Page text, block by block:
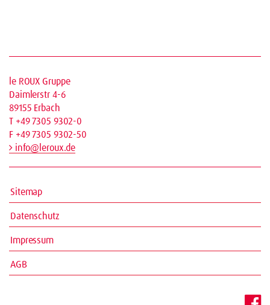
le ROUX Gruppe
Daimlerstr 4-6
89155 Erbach
T +49 7305 9302-0
F +49 7305 9302-50
info@leroux.de
Sitemap
Datenschutz
Impressum
AGB